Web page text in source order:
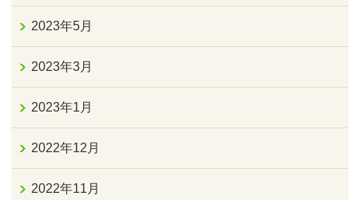
2023年5月
2023年3月
2023年1月
2022年12月
2022年11月